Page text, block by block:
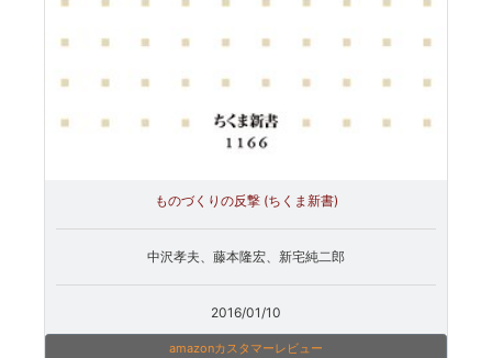
ものづくりの反撃 (ちくま新書)
中沢孝夫、藤本隆宏、新宅純二郎
2016/01/10
amazonカスタマーレビュー